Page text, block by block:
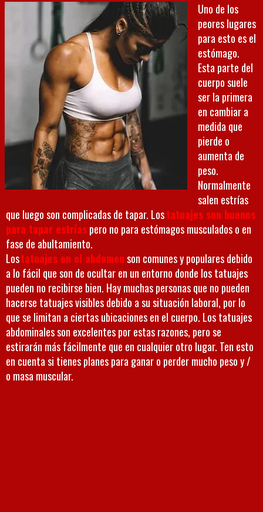
Uno de los
peores lugares
para esto es el
estómago.
Esta parte del
cuerpo suele
ser la primera
en cambiar a
medida que
pierde o
aumenta de
peso.
Normalmente
salen estrías
que luego son complicadas de tapar. Lostatuajes son buenos
para tapar estríaspero no para estómagos musculados o en
fase de abultamiento.
Lostatuajes en el abdomenson comunes y populares debido
a lo fácil que son de ocultar en un entorno donde los tatuajes
pueden no recibirse bien. Hay muchas personas que no pueden
hacerse tatuajes visibles debido a su situación laboral, por lo
que se limitan a ciertas ubicaciones en el cuerpo. Los tatuajes
abdominales son excelentes por estas razones, pero se
estirarán más fácilmente que en cualquier otro lugar. Ten esto
en cuenta si tienes planes para ganar o perder mucho peso y /
o masa muscular.